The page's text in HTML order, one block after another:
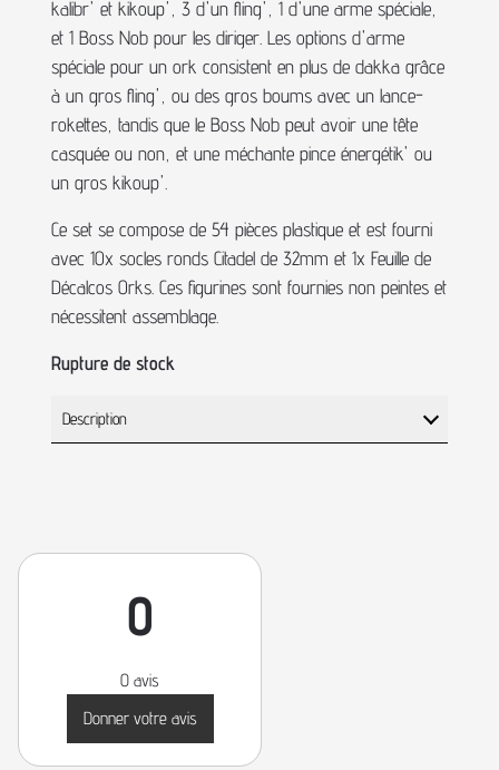
kalibr' et kikoup', 3 d'un fling', 1 d'une arme spéciale,
et 1 Boss Nob pour les diriger. Les options d'arme
spéciale pour un ork consistent en plus de dakka grâce
à un gros fling', ou des gros boums avec un lance-
rokettes, tandis que le Boss Nob peut avoir une tête
casquée ou non, et une méchante pince énergétik' ou
un gros kikoup'.
Ce set se compose de 54 pièces plastique et est fourni
avec 10x socles ronds Citadel de 32mm et 1x Feuille de
Décalcos Orks. Ces figurines sont fournies non peintes et
nécessitent assemblage.
Rupture de stock
Description
0
0 avis
Donner votre avis